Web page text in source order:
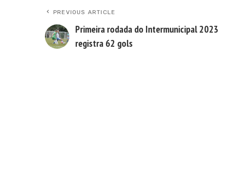
PREVIOUS ARTICLE
Primeira rodada do Intermunicipal 2023
registra 62 gols